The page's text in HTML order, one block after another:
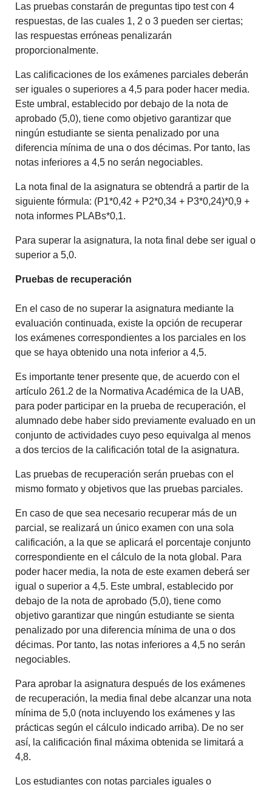
Las pruebas constarán de preguntas tipo test con 4
respuestas, de las cuales 1, 2 o 3 pueden ser ciertas;
las respuestas erróneas penalizarán
proporcionalmente.
Las calificaciones de los exámenes parciales deberán
ser iguales o superiores a 4,5 para poder hacer media.
Este umbral, establecido por debajo de la nota de
aprobado (5,0), tiene como objetivo garantizar que
ningún estudiante se sienta penalizado por una
diferencia mínima de una o dos décimas. Por tanto, las
notas inferiores a 4,5 no serán negociables.
La nota final de la asignatura se obtendrá a partir de la
siguiente fórmula: (P1*0,42 + P2*0,34 + P3*0,24)*0,9 +
nota informes PLABs*0,1.
Para superar la asignatura, la nota final debe ser igual o
superior a 5,0.
Pruebas de recuperación
En el caso de no superar la asignatura mediante la
evaluación continuada, existe la opción de recuperar
los exámenes correspondientes a los parciales en los
que se haya obtenido una nota inferior a 4,5.
Es importante tener presente que, de acuerdo con el
artículo 261.2 de la Normativa Académica de la UAB,
para poder participar en la prueba de recuperación, el
alumnado debe haber sido previamente evaluado en un
conjunto de actividades cuyo peso equivalga al menos
a dos tercios de la calificación total de la asignatura.
Las pruebas de recuperación serán pruebas con el
mismo formato y objetivos que las pruebas parciales.
En caso de que sea necesario recuperar más de un
parcial, se realizará un único examen con una sola
calificación, a la que se aplicará el porcentaje conjunto
correspondiente en el cálculo de la nota global. Para
poder hacer media, la nota de este examen deberá ser
igual o superior a 4,5. Este umbral, establecido por
debajo de la nota de aprobado (5,0), tiene como
objetivo garantizar que ningún estudiante se sienta
penalizado por una diferencia mínima de una o dos
décimas. Por tanto, las notas inferiores a 4,5 no serán
negociables.
Para aprobar la asignatura después de los exámenes
de recuperación, la media final debe alcanzar una nota
mínima de 5,0 (nota incluyendo los exámenes y las
prácticas según el cálculo indicado arriba). De no ser
así, la calificación final máxima obtenida se limitará a
4,8.
Los estudiantes con notas parciales iguales o